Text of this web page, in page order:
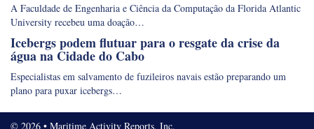
A Faculdade de Engenharia e Ciência da Computação da Florida Atlantic
University recebeu uma doação…
Icebergs podem flutuar para o resgate da crise da
água na Cidade do Cabo
Especialistas em salvamento de fuzileiros navais estão preparando um
plano para puxar icebergs…
© 2026 • Maritime Activity Reports, Inc.